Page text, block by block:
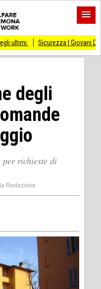
I Giovani Democratici
degli
richieste di
Redazione